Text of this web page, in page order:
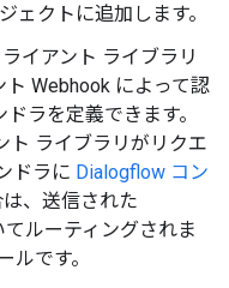
ェクトに追加します。
イアント ライブラリ
Webhook によって認
ラを定義できます。
ト ライブラリがリクエ
ドラに Dialogflow コン
、送信された
ルーティングされま
ルです。